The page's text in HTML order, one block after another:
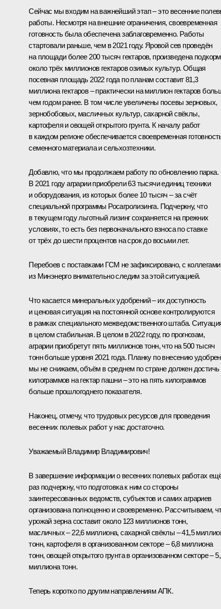
Сейчас мы входим на важнейший этап – это весенние
работы. Несмотря на внешние ограничения, своевременная
готовность была обеспечена заблаговременно. Работы
стартовали раньше, чем в 2021 году. Яровой сев проведён
на площади более 200 тысяч гектаров, произведена
около трёх миллионов гектаров озимых культур. Общая
посевная площадь 2022 года по планам составит 81,3
миллиона гектаров – практически на миллион гектаров
чем годом ранее. В том числе увеличены посевы зерновых,
зернобобовых, масличных культур, сахарной свёклы,
картофеля и овощей открытого грунта. К началу работ
в каждом регионе обеспечивается своевременная
семенного материала и сельхозтехники.
Добавлю, что мы продолжаем работу по обновлению парка.
В 2021 году аграрии приобрели 63 тысячи единиц техники
и оборудования, из которых более 10 тысяч – за счёт
специальной программы Росагролизинга. Подчеркну, что
в текущем году льготный лизинг сохраняется на прежних
условиях, то есть без первоначального взноса по ставке
от трёх до шести процентов на срок до восьми лет.
Перебоев с поставками ГСМ не зафиксировано, с коллегами
из Минэнерго внимательно следим за этой ситуацией.
Что касается минеральных удобрений – их доступность
и ценовая ситуация на постоянной основе контролируются
в рамках специального межведомственного штаба.
в целом стабильная. В целом в 2022 году, по прогнозам,
аграрии приобретут пять миллионов тонн, что на 500 тысяч
тонн больше уровня 2021 года. Планку по внесению
мы не снижаем, объём в среднем по стране должен достичь
килограммов на гектар пашни – это на пять килограммов
больше прошлогоднего показателя.
Наконец, отмечу, что трудовых ресурсов для проведения
весенних полевых работ у нас достаточно.
Уважаемый Владимир Владимирович!
В завершение информации о весенних полевых работах
раз подчеркну, что подготовка к ним со стороны
заинтересованных ведомств, субъектов и самих аграриев
организована полноценно и своевременно. Рассчитываем,
урожай зерна составит около 123 миллионов тонн,
масличных – 22,6 миллиона, сахарной свёклы – 41,5
тонн, картофеля в организованном секторе – 6,8 миллиона
тонн, овощей открытого грунта в организованном секторе –
миллиона тонн.
Теперь коротко по другим направлениям АПК.